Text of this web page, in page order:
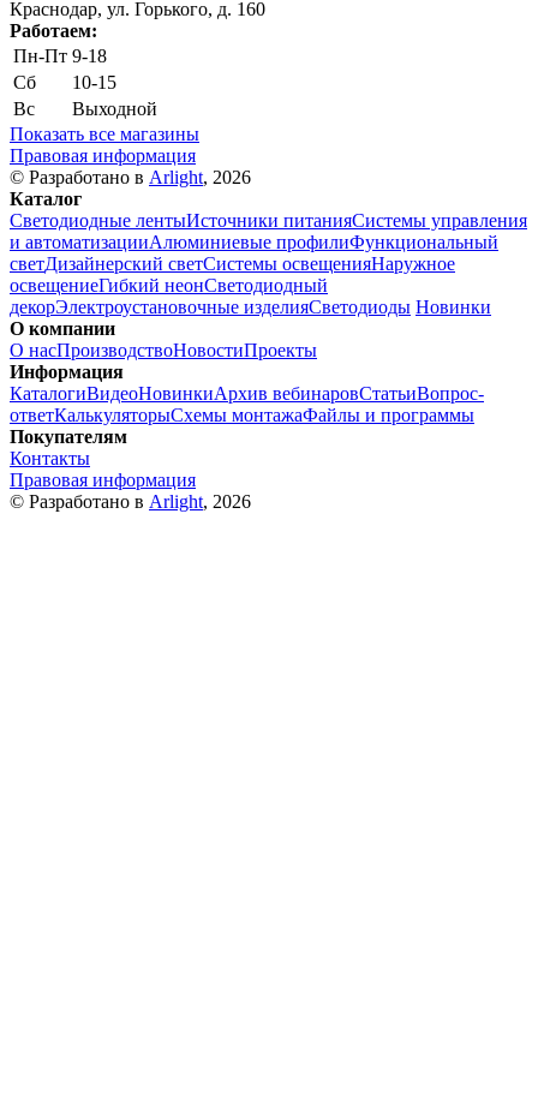
Краснодар, ул. Горького, д. 160
Работаем:
Пн-Пт 9-18
Сб
10-15
Вс
Выходной
Показать все магазины
Правовая информация
© Разработано в Arlight, 2026
Каталог
Светодиодные лентыИсточники питанияСистемы управления
и автоматизацииАлюминиевые профилиФункциональный
светДизайнерский светСистемы освещенияНаружное
освещениеГибкий неонСветодиодный
декорЭлектроустановочные изделияСветодиоды Новинки
О компании
О насПроизводствоНовостиПроекты
Информация
КаталогиВидеоНовинкиАрхив вебинаровСтатьиВопрос-
ответКалькуляторыСхемы монтажаФайлы и программы
Покупателям
Контакты
Правовая информация
© Разработано в Arlight, 2026